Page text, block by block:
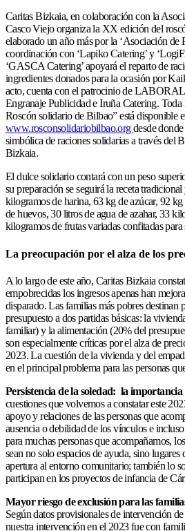
Caritas Bizkaia, en colaboración con la
Casco Viejo organiza la XX edición del
elaborado un año más por la ‘Asociación de
coordinación con ‘Lapiko Catering’ y
‘GASCA Catering’ apoyará el reparto de
ingredientes donados para la ocasión por
acto, cuenta con el patrocinio de
Engranaje Publicidad e Iruña Catering.
Roscón solidario de Bilbao” está disponible
www.rosconsolidariobilbao.orgdesde
simbólica de raciones solidarias a través del
Bizkaia.
El dulce solidario contará con un peso
su preparación se seguirá la receta
kilogramos de harina, 63 kg de azúcar, 92
de huevos, 30 litros de agua de azahar, 33
kilogramos de frutas variadas confitadas
La preocupación por el alza de los
A lo largo de este año, Caritas Bizkaia
empobrecidas los ingresos apenas han
disparado. Las familias más pobres destinan
presupuesto a dos partidas básicas: la
familiar) y la alimentación (20% del
son especialmente críticas por el alza de
2023. La cuestión de la vivienda y del
en el principal problema para las personas
Persistencia de la soledad: la importancia
cuestiones que volvemos a constatar este
apoyo y relaciones de las personas que
ausencia o debilidad de los vínculos e
para muchas personas que acompañamos,
sean no solo espacios de ayuda, sino
apertura al entorno comunitario; también lo
participan en los proyectos de infancia de
Mayor riesgo de exclusión para las
Según datos provisionales de intervención
nuestra intervención en el 2023 fue con